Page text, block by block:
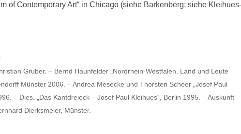
of Contemporary Art“ in Chicago (siehe Barkenberg; siehe Kleihues-
Gruber. – Bernd Haunfelder „Nordrhein-Westfalen. Land und Leute
Münster 2006. – Andrea Mesecke und Thorsten Scheer „Josef Paul
– Dies. „Das Kantdreieck – Josef Paul Kleihues“, Berlin 1995. – Auskunft
Dierksmeier, Münster.